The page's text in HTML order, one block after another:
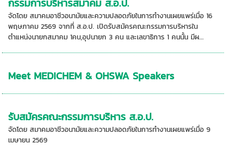
จัดโดย สมาคมอาชีวอนามัยและความปลอดภัยในการทำงานเผยแพร่เมื่อ 16
พฤษภาคม 2569 จากที่ ส.อ.ป. เปิดรับสมัครคณะกรรมการบริหารใน
ตำแหน่งนายกสมาคม 1คน,อุปนายก 3 คน และเลขาธิการ 1 คนนั้น มีผ...
Meet MEDICHEM & OHSWA Speakers
รับสมัครคณะกรรมการบริหาร ส.อ.ป.
จัดโดย สมาคมอาชีวอนามัยและความปลอดภัยในการทำงานเผยแพร่เมื่อ 9
เมษายน 2569